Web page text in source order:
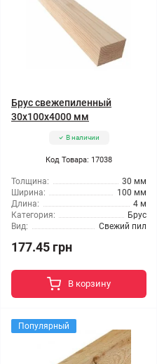
Брус свежепиленный
30x100x4000 мм
В наличии
Код Товара: 17038
Толщина:
30 мм
Ширина:
100 мм
Длина:
4 м
Категория:
Брус
Вид:
Свежий пил
177.45 грн
В корзину
Популярный